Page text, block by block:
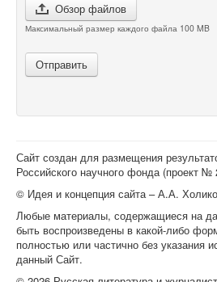
Обзор файлов
Максимальный размер каждого файла 100 MB
Отправить
Сайт создан для размещения
Российского научного фонда (проект №
© Идея и концепция сайта – А.А.
Любые материалы, содержащиеся на
быть воспроизведены в какой-либо
полностью или частично без указания
данный Сайт.